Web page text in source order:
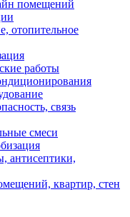
помещений
отопительное
работы
связь
смеси
антисептики,
квартир, стен